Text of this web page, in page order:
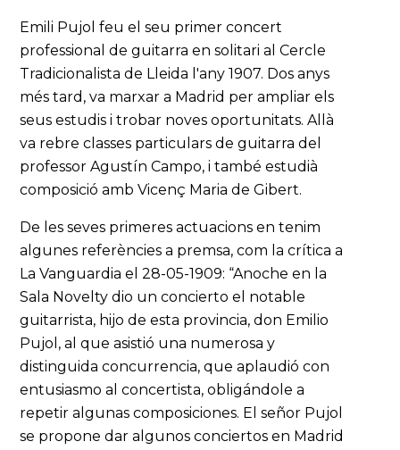
Emili Pujol feu el seu primer concert
professional de guitarra en solitari al Cercle
Tradicionalista de Lleida l'any 1907. Dos anys
més tard, va marxar a Madrid per ampliar els
seus estudis i trobar noves oportunitats. Allà
va rebre classes particulars de guitarra del
professor Agustín Campo, i també estudià
composició amb Vicenç Maria de Gibert.
De les seves primeres actuacions en tenim
algunes referències a premsa, com la crítica a
La Vanguardia el 28-05-1909: “Anoche en la
Sala Novelty dio un concierto el notable
guitarrista, hijo de esta provincia, don Emilio
Pujol, al que asistió una numerosa y
distinguida concurrencia, que aplaudió con
entusiasmo al concertista, obligándole a
repetir algunas composiciones. El señor Pujol
se propone dar algunos conciertos en Madrid